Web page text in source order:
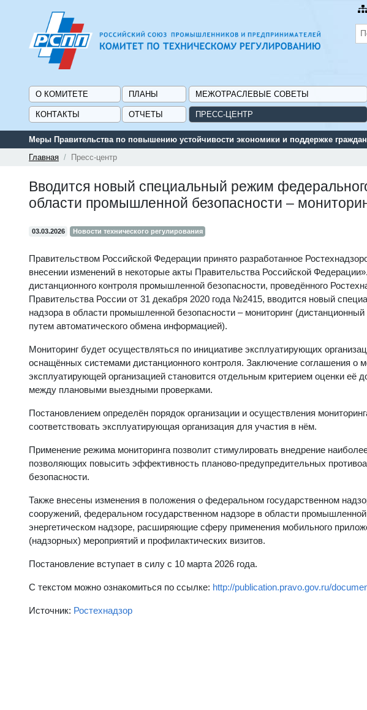
О КОМИТЕТЕ ПЛАНЫ МЕЖОТРАСЛЕВЫЕ СОВЕТЫ
КОНТАКТЫ ОТЧЕТЫ ПРЕСС-ЦЕНТР
Меры Правительства по повышению устойчивости экономики и поддержке
Главная
Пресс-центр
Вводится новый специальный режим
области промышленной безопасности –
03.03.2026 Новости технического регулирования
Правительством Российской Федерации принято разработанное
внесении изменений в некоторые акты Правительства Российской
дистанционного контроля промышленной безопасности, проведённого
Правительства России от 31 декабря 2020 года №2415, вводится новый
надзора в области промышленной безопасности – мониторинг
путем автоматического обмена информацией).
Мониторинг будет осуществляться по инициативе эксплуатирующих
оснащённых системами дистанционного контроля. Заключение соглашения о
эксплуатирующей организацией становится отдельным критерием оценки её
между плановыми выездными проверками.
Постановлением определён порядок организации и осуществления
соответствовать эксплуатирующая организация для участия в нём.
Применение режима мониторинга позволит стимулировать внедрение
позволяющих повысить эффективность планово-предупредительных
безопасности.
Также внесены изменения в положения о федеральном государственном
сооружений, федеральном государственном надзоре в области
энергетическом надзоре, расширяющие сферу применения мобильного
(надзорных) мероприятий и профилактических визитов.
Постановление вступает в силу с 10 марта 2026 года.
С текстом можно ознакомиться по ссылке: http://publication.pravo.gov.ru/
Источник: Ростехнадзор